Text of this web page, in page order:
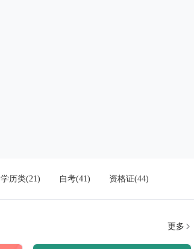
学历类(21) 自考(41) 资格证(44)
更多 